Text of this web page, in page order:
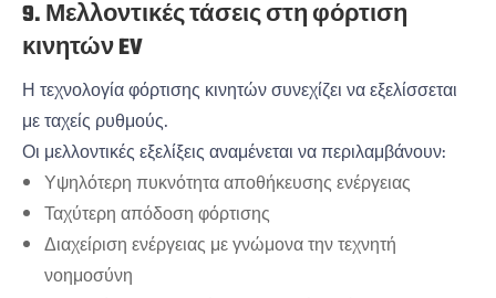
9. Μελλοντικές τάσεις στη φόρτιση
κινητών EV
Η τεχνολογία φόρτισης κινητών συνεχίζει να εξελίσσεται
με ταχείς ρυθμούς.
Οι μελλοντικές εξελίξεις αναμένεται να περιλαμβάνουν:
Υψηλότερη πυκνότητα αποθήκευσης ενέργειας
Ταχύτερη απόδοση φόρτισης
Διαχείριση ενέργειας με γνώμονα την τεχνητή
νοημοσύνη